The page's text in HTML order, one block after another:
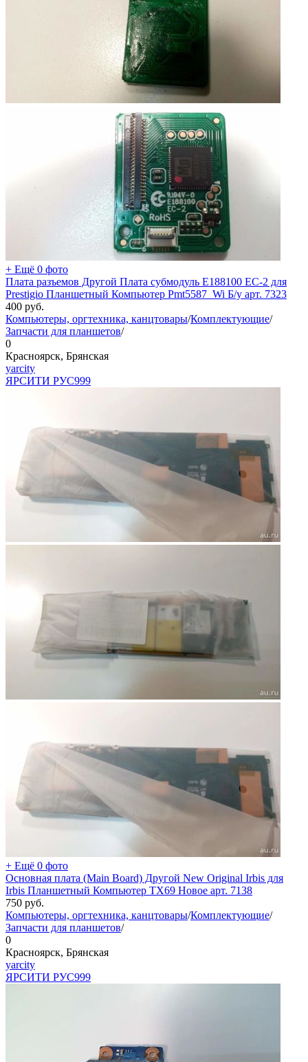
+ Ещё 0 фото
Плата разъемов Другой Плата субмодуль E188100 EC-2 для
Prestigio Планшетный Компьютер Pmt5587_Wi Б/у арт. 7323
400 руб.
Компьютеры, оргтехника, канцтовары/Комплектующие/
Запчасти для планшетов/
0
Красноярск, Брянская
yarcity
ЯРСИТИ РУС999
+ Ещё 0 фото
Основная плата (Main Board) Другой New Original Irbis для
Irbis Планшетный Компьютер TX69 Новое арт. 7138
750 руб.
Компьютеры, оргтехника, канцтовары/Комплектующие/
Запчасти для планшетов/
0
Красноярск, Брянская
yarcity
ЯРСИТИ РУС999